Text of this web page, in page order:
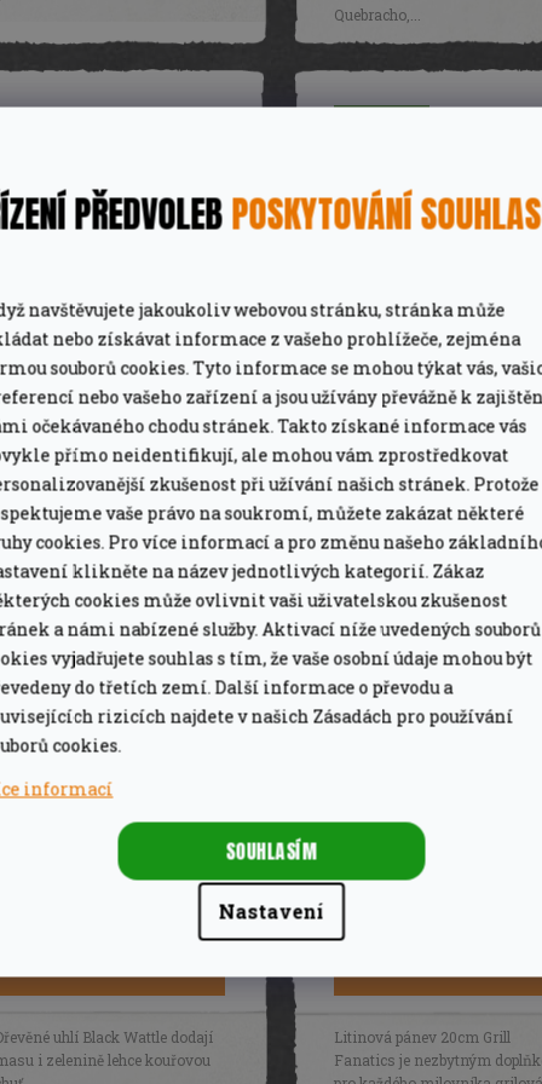
PŘEDVOLEBPOSKYTOVÁNÍ
navštěvujete jakoukoliv webovou stránku, stránka může
nebo získávat informace z vašeho prohlížeče, zejména
souborů cookies. Tyto informace se mohou týkat vás,
nebo vašeho zařízení a jsou užívány převážně k
očekávaného chodu stránek. Takto získané informace vás
přímo neidentifikují, ale mohou vám zprostředkovat
zkušenost při užívání našich stránek. Protože
vaše právo na soukromí, můžete zakázat některé
cookies. Pro více informací a pro změnu našeho
klikněte na název jednotlivých kategorií. Zákaz
cookies může ovlivnit vaši uživatelskou zkušenost
a námi nabízené služby. Aktivací níže uvedených souborů
vyjadřujete souhlas s tím, že vaše osobní údaje mohou být
do třetích zemí. Další informace o převodu a
rizicích najdete v našich Zásadách pro používání
cookies.
informací
Nastavení
SOUHLASÍM
Quebracho,...
rukavice na
Grill Fanatics
690 Kč
DETAIL
Pro maximální tepelnou odolnost
prémiové kožené BBQ
Grill Fanatics.
Třešeň dřevěné uhlí
Grill Fanatics
Na dotaz 650
DETAIL
Rychlé zapálení a dobré pro
vysoké teploty!
Akátové dřevěné uhlí
10kg Rookoven
549 Kč
uhlí Black Wattle dodají
i zelenině lehce kouřovou
Litinová pánev 20cm
Grill Fanatics
Litinová pánev 20cm Grill
Fanatics je nezbytným
ZÍSKEJTE100 KčNA PRVNÍ NÁKUP
SVŮJ E-MAIL A MY VÁM NA OPLÁTKU POŠLEME
PRVNÍ OBJEDNÁVKU!
lze uplatnit při objednávce nad 2 000 Kč.
ZÍSKAT SLEVU 100 Kč
pokud nejste naším zákazníkem, nebo jste se již v minulosti
Zároveň budete mít díky registraci přednostní přístup k
Přihlášením souhlasíte se zasíláním obchodních sdělení